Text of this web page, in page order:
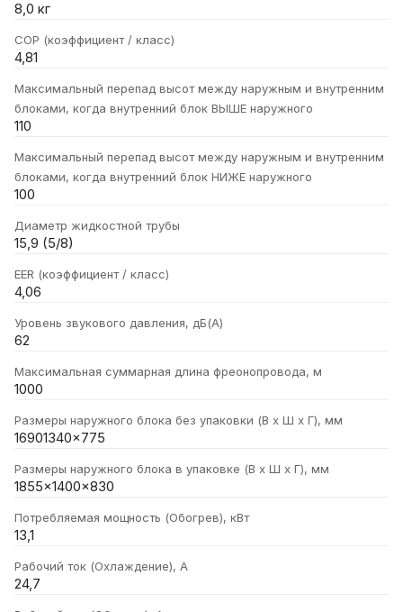
8,0 кг
COP (коэффициент / класс)
4,81
Максимальный перепад высот между наружным и внутренним
блоками, когда внутренний блок ВЫШЕ наружного
110
Максимальный перепад высот между наружным и внутренним
блоками, когда внутренний блок НИЖЕ наружного
100
Диаметр жидкостной трубы
15,9 (5/8)
EER (коэффициент / класс)
4,06
Уровень звукового давления, дБ(А)
62
Максимальная суммарная длина фреонопровода, м
1000
Размеры наружного блока без упаковки (В х Ш х Г), мм
16901340x775
Размеры наружного блока в упаковке (В х Ш х Г), мм
1855x1400x830
Потребляемая мощность (Обогрев), кВт
13,1
Рабочий ток (Охлаждение), А
24,7